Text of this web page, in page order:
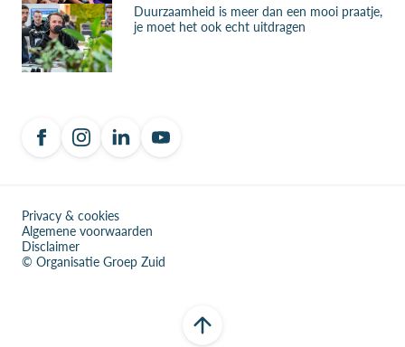
Duurzaamheid is meer dan een mooi praatje,
je moet het ook echt uitdragen
Privacy & cookies
Algemene voorwaarden
Disclaimer
© Organisatie Groep Zuid